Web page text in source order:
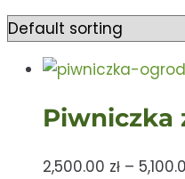
Piwniczka
2,500.00 zł –